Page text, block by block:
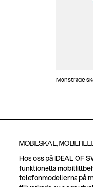
Mönstrade
MOBILSKAL,
Hos oss på IDEAL OF
funktionella
telefonmodellerna på